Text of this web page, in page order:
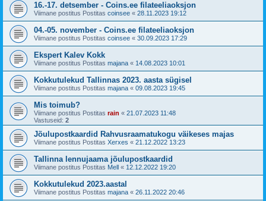
16.-17. detsember - Coins.ee filateeliaoksjon
Viimane postitus Postitas coinsee « 28.11.2023 19:12
04.-05. november - Coins.ee filateeliaoksjon
Viimane postitus Postitas coinsee « 30.09.2023 17:29
Ekspert Kalev Kokk
Viimane postitus Postitas majana « 14.08.2023 10:01
Kokkutulekud Tallinnas 2023. aasta sügisel
Viimane postitus Postitas majana « 09.08.2023 19:45
Mis toimub?
Viimane postitus Postitas rain « 21.07.2023 11:48
Vastuseid: 2
Jõulupostkaardid Rahvusraamatukogu väikeses majas
Viimane postitus Postitas Xerxes « 21.12.2022 13:23
Tallinna lennujaama jõulupostkaardid
Viimane postitus Postitas Mell « 12.12.2022 19:20
Kokkutulekud 2023.aastal
Viimane postitus Postitas majana « 26.11.2022 20:46